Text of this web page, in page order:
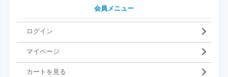
会員メニュー
ログイン
マイページ
カートを見る